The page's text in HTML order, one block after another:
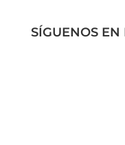
SÍGUENOS EN